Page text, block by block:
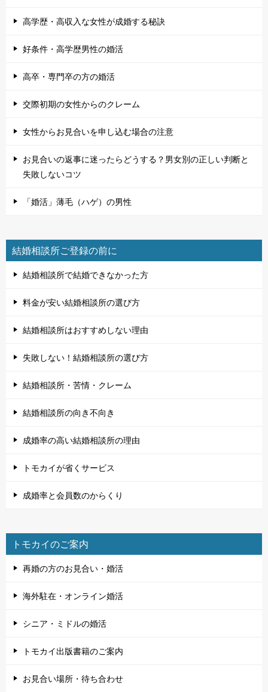
高学歴・高収入な女性が成婚する秘訣
好条件・高学歴男性の婚活
高卒・専門卒の方の婚活
交際初期の女性からのクレーム
女性からお見合いを申し込む場合の注意
お見合いの返事に迷ったらどうする？男女別の正しい判断と
失敗しないコツ
「婚活」薄毛（ハゲ）の男性
結婚相談所ご登録の前に
結婚相談所で結婚できなかった方
料金が安い結婚相談所の選び方
結婚相談所はおすすめしない理由
失敗しない！結婚相談所の選び方
結婚相談所・苦情・クレーム
結婚相談所の向き不向き
成婚率の高い結婚相談所の理由
トモカイが省くサービス
成婚率と会員数のからくり
トモカイのご案内
再婚の方のお見合い・婚活
海外駐在・オンライン婚活
シニア・ミドルの婚活
トモカイ出版書籍のご案内
お見合い場所・待ち合わせ